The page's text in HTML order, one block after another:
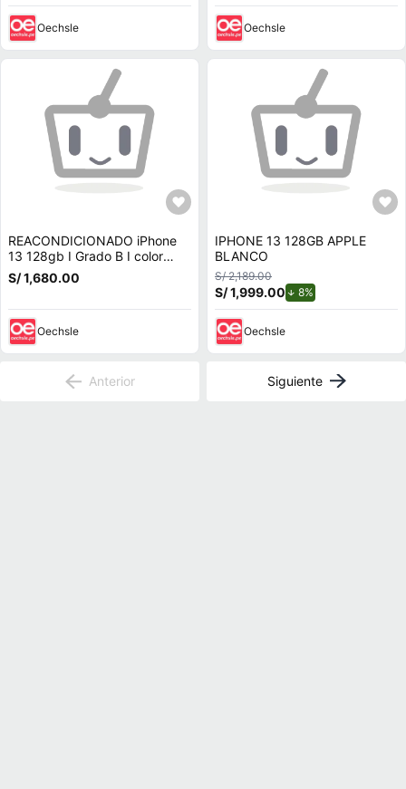
Oechsle Oechsle
REACONDICIONADO iPhone
13 128gb I Grado B I color
Blanco
S/ 1,680.00
Oechsle
IPHONE 13 128GB APPLE
BLANCO
S/ 2,189.00
S/ 1,999.00 8%
Oechsle
Anterior Siguiente